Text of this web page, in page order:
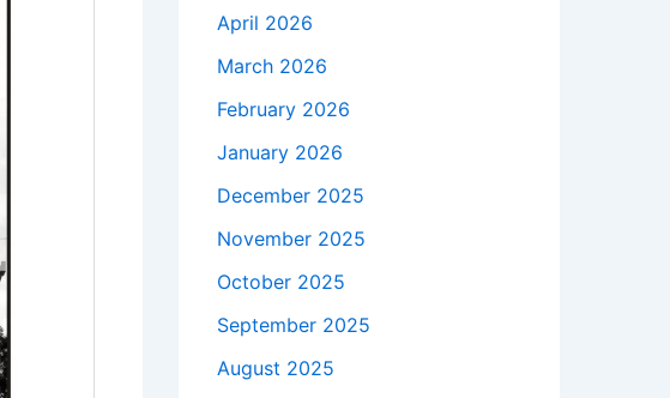
April 2026
March 2026
February 2026
January 2026
December 2025
November 2025
October 2025
September 2025
August 2025